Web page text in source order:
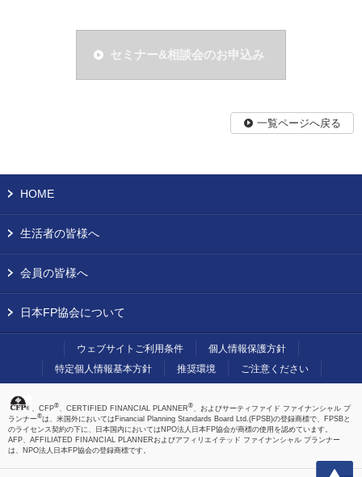
セミナー&相談会のお申込み
一覧ページへ戻る
上へ
HOME
生活者の皆様へ
会員の皆様へ
日本FP協会について
ウェブサイトご利用条件
個人情報保護方針
特定個人情報基本方針
推奨環境 ご注意ください
、CFP® 、CERTIFIED FINANCIAL PLANNER® 、およびサーティファイド ファイナンシャル プ
ランナー®は、米国外においてはFinancial Planning Standards Board Ltd.(FPSB)の登録商標で、FPSBと
のライセンス契約の下に、日本国内においてはNPO法人日本FP協会が商標の使用を認めています。
AFP、AFFILIATED FINANCIAL PLANNERおよびアフィリエイテッド ファイナンシャル プランナー
は、NPO法人日本FP協会の登録商標です。